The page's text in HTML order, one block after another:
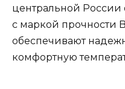
центральной
с маркой прочности
обеспечивают
комфортную